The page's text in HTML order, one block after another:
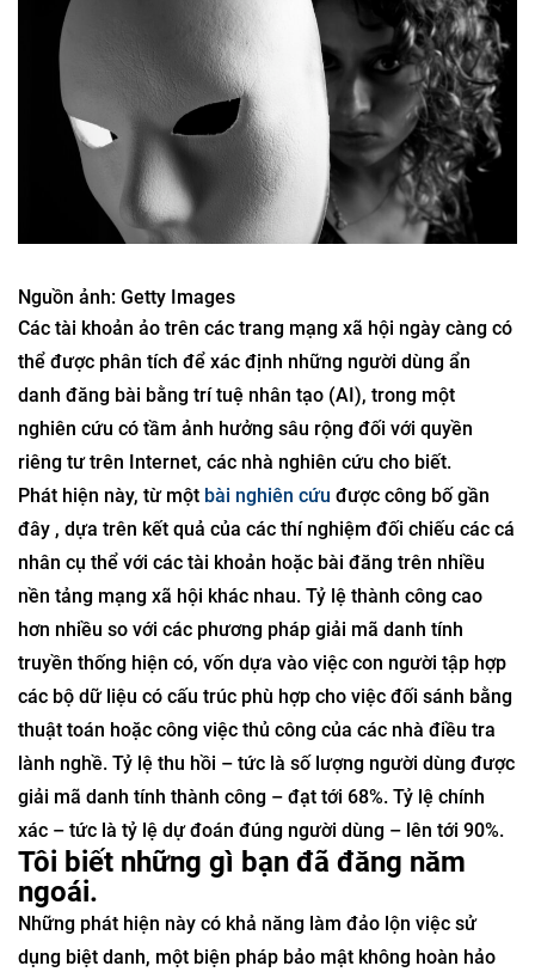
Nguồn ảnh: Getty Images
Các tài khoản ảo trên các trang mạng xã hội ngày càng có
thể được phân tích để xác định những người dùng ẩn
danh đăng bài bằng trí tuệ nhân tạo (AI), trong một
nghiên cứu có tầm ảnh hưởng sâu rộng đối với quyền
riêng tư trên Internet, các nhà nghiên cứu cho biết.
Phát hiện này, từ một bài nghiên cứu được công bố gần
đây , dựa trên kết quả của các thí nghiệm đối chiếu các cá
nhân cụ thể với các tài khoản hoặc bài đăng trên nhiều
nền tảng mạng xã hội khác nhau. Tỷ lệ thành công cao
hơn nhiều so với các phương pháp giải mã danh tính
truyền thống hiện có, vốn dựa vào việc con người tập hợp
các bộ dữ liệu có cấu trúc phù hợp cho việc đối sánh bằng
thuật toán hoặc công việc thủ công của các nhà điều tra
lành nghề. Tỷ lệ thu hồi – tức là số lượng người dùng được
giải mã danh tính thành công – đạt tới 68%. Tỷ lệ chính
xác – tức là tỷ lệ dự đoán đúng người dùng – lên tới 90%.
Tôi biết những gì bạn đã đăng năm
ngoái.
Những phát hiện này có khả năng làm đảo lộn việc sử
dụng biệt danh, một biện pháp bảo mật không hoàn hảo